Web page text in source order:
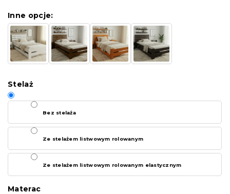
Inne opcje:
Stelaż
Bez stelaża
Ze stelażem listwowym rolowanym
Ze stelażem listwowym rolowanym elastycznym
Materac